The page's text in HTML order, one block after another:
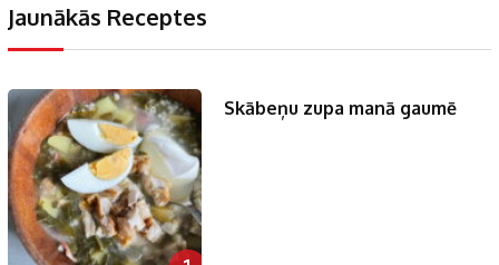
Jaunākās Receptes
Skābeņu zupa manā gaumē